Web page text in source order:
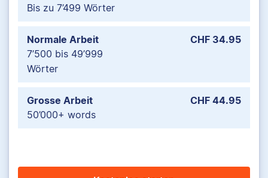
Bis zu 7’499 Wörter
Normale Arbeit
7’500 bis 49’999
Wörter
CHF 34.95
Grosse Arbeit
50’000+ words
CHF 44.95